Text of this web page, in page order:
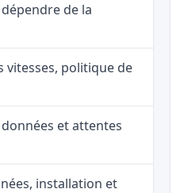
de la
vitesses, politique de
et attentes
installation et